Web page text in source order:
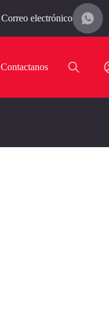
Correo electrónico
Contactanos